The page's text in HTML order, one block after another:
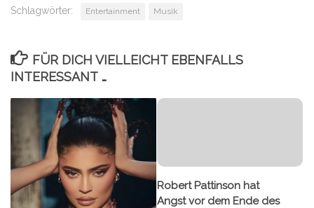
Schlagwörter: Entertainment Musik
FÜR DICH VIELLEICHT EBENFALLS
INTERESSANT …
Robert Pattinson hat
Angst vor dem Ende des